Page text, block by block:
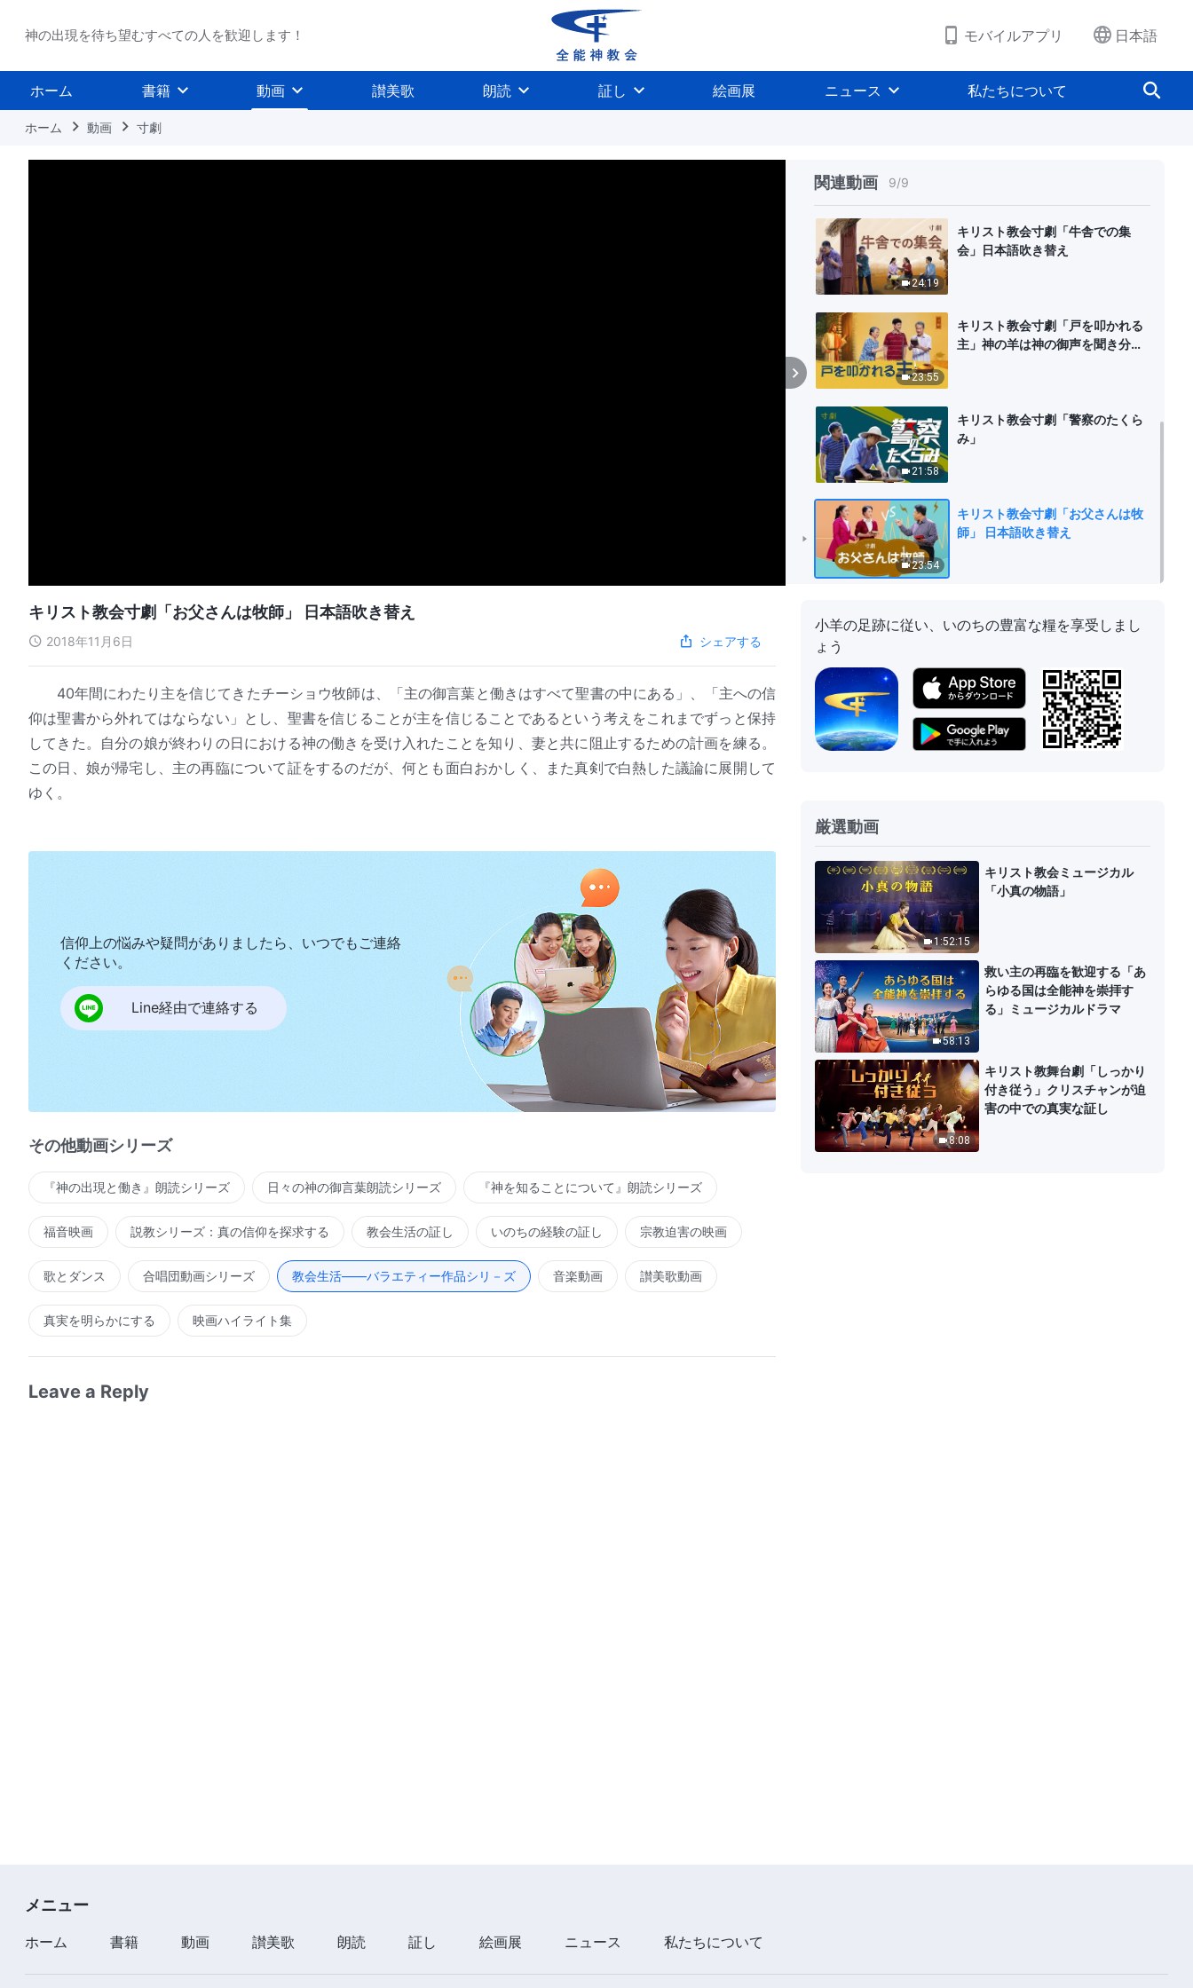
神の出現を待ち望むすべての人を歓迎します！ モバイルアプリ 日本語
ホーム 書籍 動画 讃美歌 朗読 証し 絵画展 ニュース 私たちについて
ホーム 動画 寸劇
関連動画 9/9
キリスト教会寸劇「救いを得れば
24:19
キリスト教会寸劇「牛舎での集
会」日本語吹き替え
23:55
キリスト教会寸劇「戸を叩かれる
主」神の羊は神の御声を聞き分け
21:58
キリスト教会寸劇「警察のたくら
み」
23:54
キリスト教会寸劇「お父さんは牧
師」 日本語吹き替え
キリスト教会寸劇「お父さんは牧師」 日本語吹き替え
2018年11月6日 シェアする
40年間にわたり主を信じてきたチーショウ牧師は、「主の御言葉と働きはすべて聖書の中にある」、「主への信
仰は聖書から外れてはならない」とし、聖書を信じることが主を信じることであるという考えをこれまでずっと保持
してきた。自分の娘が終わりの日における神の働きを受け入れたことを知り、妻と共に阻止するための計画を練る。
この日、娘が帰宅し、主の再臨について証をするのだが、何とも面白おかしく、また真剣で白熱した議論に展開して
ゆく。
信仰上の悩みや疑問がありましたら、いつでもご連絡
ください。
Line経由で連絡する
その他動画シリーズ
『神の出現と働き』朗読シリーズ 日々の神の御言葉朗読シリーズ 『神を知ることについて』朗読シリーズ
福音映画 説教シリーズ：真の信仰を探求する 教会生活の証し いのちの経験の証し 宗教迫害の映画
歌とダンス 合唱団動画シリーズ 教会生活――バラエティー作品シリ－ズ 音楽動画 讃美歌動画
真実を明らかにする 映画ハイライト集
Leave a Reply
小羊の足跡に従い、いのちの豊富な糧を享受しまし
ょう
厳選動画
1:52:15
キリスト教会ミュージカル
「小真の物語」
58:13
救い主の再臨を歓迎する「あ
らゆる国は全能神を崇拝す
る」ミュージカルドラマ
8:08
キリスト教舞台劇「しっかり
付き従う」クリスチャンが迫
害の中での真実な証し
メニュー
ホーム 書籍 動画 讃美歌 朗読 証し 絵画展 ニュース 私たちについて